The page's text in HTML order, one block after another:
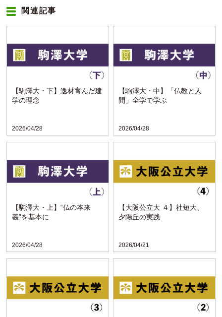
関連記事
2026/04/28
【駒澤大・下】逸材育んだ建
学の理念
2026/04/28
【駒澤大・中】「仏教と人
間」全学で学ぶ
2026/04/28
【駒澤大・上】“仏の本来
義”を基本に
2026/04/21
【大阪公立大 ４】社短大、
夕陽丘の実践